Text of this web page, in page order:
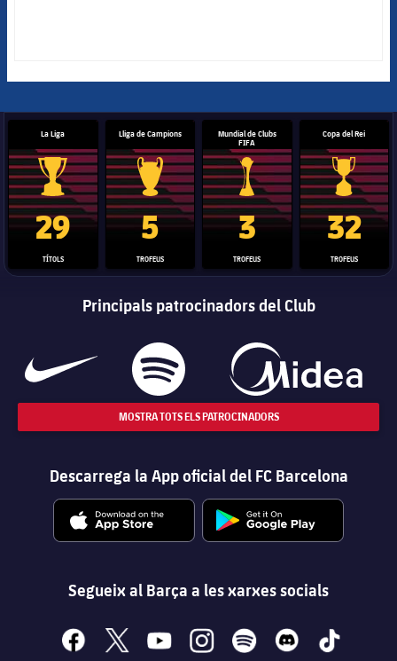
La Liga
Trofeu de la Liga
29
TÍTOLS
Lliga de Campions
Trofeu de la Lliga de Campions
5
TROFEUS
Mundial de Clubs
FIFA
Trofeu del Mundial de Clubs
3
TROFEUS
Copa del Rei
Copa del
32
TROFEUS
Principals patrocinadors del Club
MOSTRA TOTS ELS PATROCINADORS
Descarrega la App oficial del FC Barcelona
Segueix al Barça a les xarxes socials
facebook
x youtubeinstagramspotify discord tiktok